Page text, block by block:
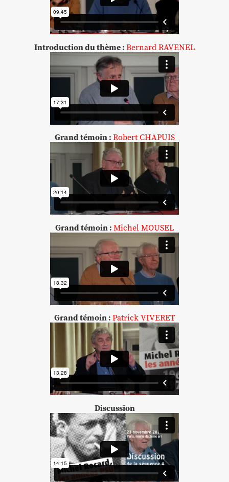
Introduction du thème :Bernard RAVENEL
Grand témoin :Robert CHAPUIS
Grand témoin :Michel MOUSEL
Grand témoin :Patrick VIVERET
Discussion